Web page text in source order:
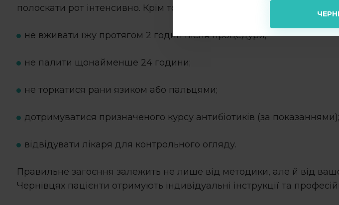
полоскати рот інтенсивно. Крім того, необхідно:
не вживати їжу протягом 2 годин після процедури;
не палити щонайменше 24 години;
не торкатися рани язиком або пальцями;
дотримуватися призначеного курсу антибіотиків (за показаннями);
відвідувати лікаря для контрольного огляду.
Правильне загоєння залежить не лише від методики, але й від
Чернівцях пацієнти отримують індивідуальні інструкції та